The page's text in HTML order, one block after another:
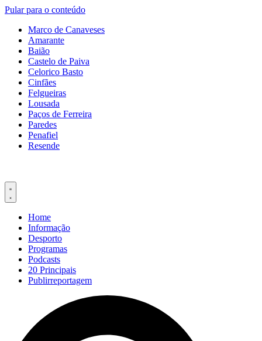
Pular para o conteúdo
Marco de Canaveses
Amarante
Baião
Castelo de Paiva
Celorico Basto
Cinfães
Felgueiras
Lousada
Paços de Ferreira
Paredes
Penafiel
Resende
Home
Informação
Desporto
Programas
Podcasts
20 Principais
Publirreportagem